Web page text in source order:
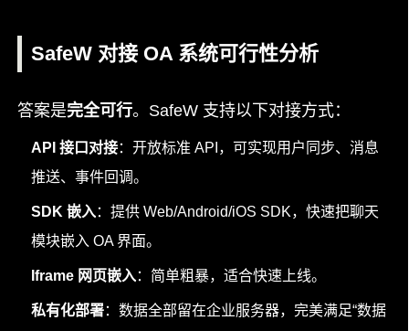
SafeW 对接 OA 系统可行性分析
答案是完全可行。SafeW 支持以下对接方式：
API 接口对接：开放标准 API，可实现用户同步、消息
推送、事件回调。
SDK 嵌入：提供 Web/Android/iOS SDK，快速把聊天
模块嵌入 OA 界面。
Iframe 网页嵌入：简单粗暴，适合快速上线。
私有化部署：数据全部留在企业服务器，完美满足“数据